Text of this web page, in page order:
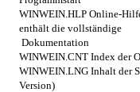
WINWEIN.HLP Online-
enthält die vollständige
Dokumentation
WINWEIN.CNT Index der
WINWEIN.LNG Inhalt der
Version)